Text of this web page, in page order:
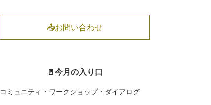
📤お問い合わせ
🚪今月の入り口
コミュニティ・ワークショップ・ダイアログ